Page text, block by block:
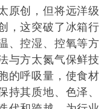
创，但将远洋级
，这突破了冰箱行
、控湿、控氧等方
与方太氮气保鲜技
的呼吸量，使食材
持其质地、色泽、